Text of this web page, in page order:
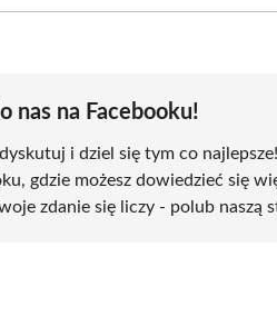
(Twitter)
nas na Facebooku!
i dziel się tym co najlepsze!
gdzie możesz dowiedzieć się
zdanie się liczy - polub naszą